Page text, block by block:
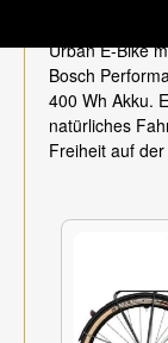
Urban E-Bike
Bosch
400 Wh Akku.
natürliches
Freiheit auf